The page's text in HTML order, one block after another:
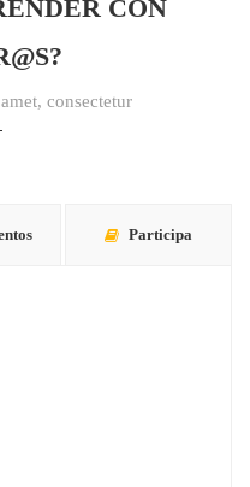
CON
consectetur
Participa